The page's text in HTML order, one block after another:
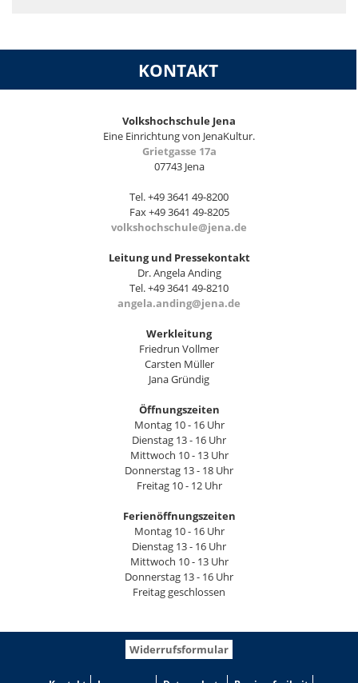
KONTAKT
Volkshochschule Jena
Eine Einrichtung von JenaKultur.
Grietgasse 17a
07743 Jena
Tel. +49 3641 49-8200
Fax +49 3641 49-8205
volkshochschule@jena.de
Leitung und Pressekontakt
Dr. Angela Anding
Tel. +49 3641 49-8210
angela.anding@jena.de
Werkleitung
Friedrun Vollmer
Carsten Müller
Jana Gründig
Öffnungszeiten
Montag 10 - 16 Uhr
Dienstag 13 - 16 Uhr
Mittwoch 10 - 13 Uhr
Donnerstag 13 - 18 Uhr
Freitag 10 - 12 Uhr
Ferienöffnungszeiten
Montag 10 - 16 Uhr
Dienstag 13 - 16 Uhr
Mittwoch 10 - 13 Uhr
Donnerstag 13 - 16 Uhr
Freitag geschlossen
Widerrufsformular